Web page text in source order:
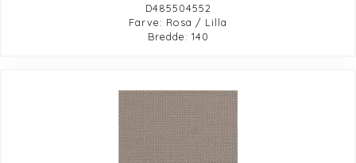
D485504552
Farve: Rosa / Lilla
Bredde: 140